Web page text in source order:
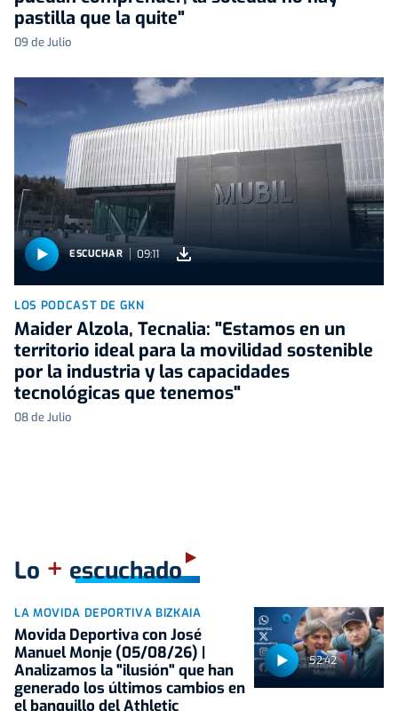
pastilla que la quite"
09 de Julio
ESCUCHAR 09:11
LOS PODCAST DE GKN
Maider Alzola, Tecnalia: "Estamos en un
territorio ideal para la movilidad sostenible
por la industria y las capacidades
tecnológicas que tenemos"
08 de Julio
Lo + escuchado
52:42
LA MOVIDA DEPORTIVA BIZKAIA
Movida Deportiva con José
Manuel Monje (05/08/26) |
Analizamos la "ilusión" que han
generado los últimos cambios en
el banquillo del Athletic